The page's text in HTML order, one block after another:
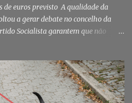
de euros previsto A qualidade da
a gerar debate no concelho da
Socialista garantem que não
- posição validada pela a
a 29 de Julho - acusam
preocupações injustificadas e